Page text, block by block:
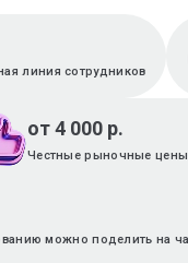
линия сотрудников
от 4 000 р.
Честные рыночные цены
можно поделить на